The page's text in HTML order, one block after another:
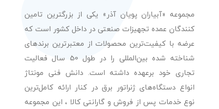
مجموعه «آبیاران پویان آذر» یکی از بزرگترین تامین
کنندگان عمده تجهیزات صنعتی در داخل کشور است که
عرضه با کیفیت‌ترین محصولات از معتبرترین برندهای
شناخته شده بین‌المللی را در طول 50 سال فعالیت
تجاری خود برعهده داشته است. دانش فنی مونتاژ
انواع دستگاه‌های ژنراتور برق در کنار ارائه کامل‌ترین
نوع خدمات پس از فروش و گارانتی کالا ، این مجموعه